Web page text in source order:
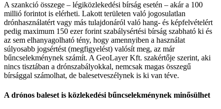
A szankció összege – légiközlekedési bírság esetén – akár a 100
millió forintot is elérheti. Lakott területen való jogosulatlan
drónhasználatért vagy más tulajdonáról való hang- és képfelvételért
pedig maximum 150 ezer forint szabálysértési bírság szabható ki és
az sem elhanyagolható tény, hogy amennyiben a használat
súlyosabb jogsértést (megfigyelést) valósít meg, az már
bűncselekménynek számít. A GeoLayer Kft. szakértője szerint, aki
nincs tisztában a drónszabályokkal, nemcsak magas összegű
bírsággal számolhat, de balesetveszélynek is ki van téve.
A drónos baleset is közlekedési bűncselekménynek minősülhet